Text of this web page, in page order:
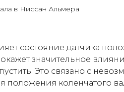
в Ниссан Альмера
состояние датчика
значительное
Это связано с
положения коленчатого